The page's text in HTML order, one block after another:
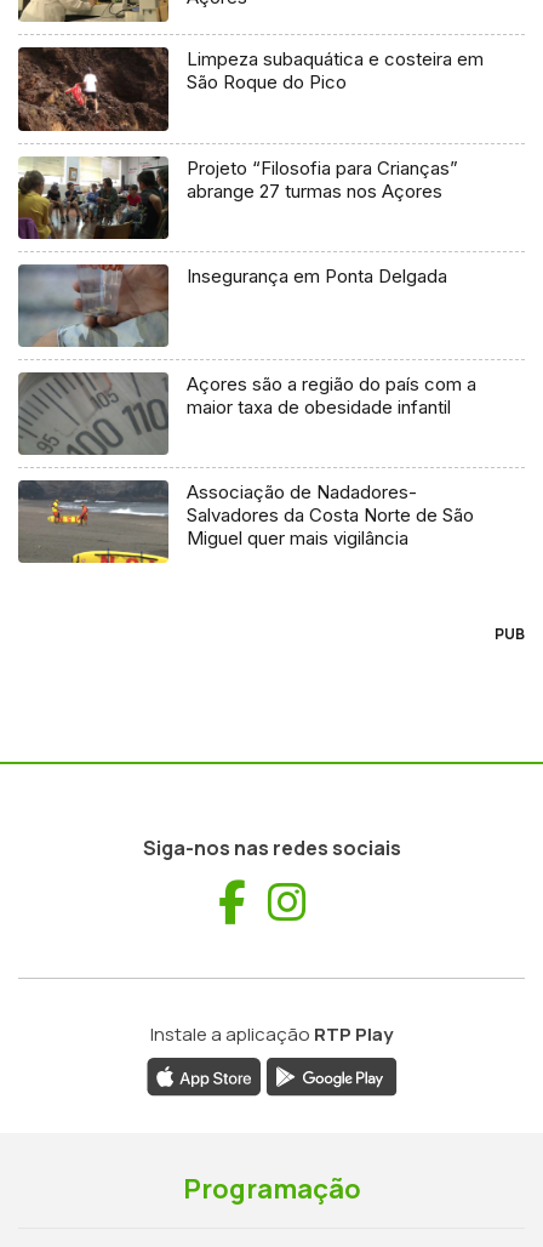
Limpeza subaquática e costeira em
São Roque do Pico
Projeto “Filosofia para Crianças”
abrange 27 turmas nos Açores
Insegurança em Ponta Delgada
Açores são a região do país com a
maior taxa de obesidade infantil
Associação de Nadadores-
Salvadores da Costa Norte de São
Miguel quer mais vigilância
PUB
Siga-nos nas redes sociais
Facebook
Instale a aplicação RTP Play
Programação